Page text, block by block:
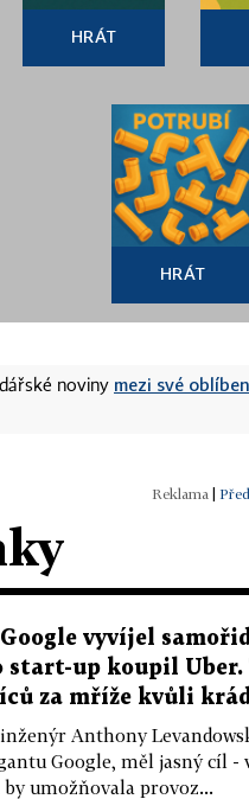
HRÁT
HRÁT
noviny mezi své
|
vyvíjel
start-up koupil Uber.
za mříže kvůli
Anthony
Google, měl jasný cíl -
umožňovala provoz...